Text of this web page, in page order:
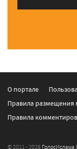
О портале
Правила размещения
Правила
© 2011 - 2026